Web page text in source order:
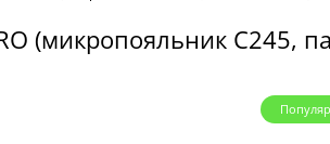
(микропояльник C245,